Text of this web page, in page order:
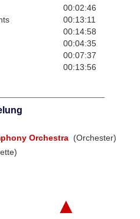
00:02:46
00:13:11
00:14:58
00:04:35
00:07:37
00:13:56
Orchestra (Orchester)
▲